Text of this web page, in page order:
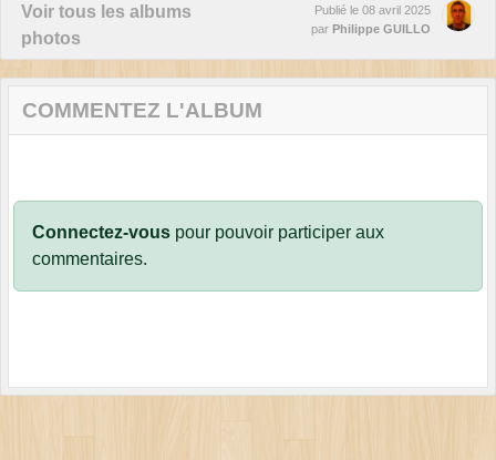
Voir tous les albums
photos
Publié le 08 avril 2025
par Philippe GUILLO
COMMENTEZ L'ALBUM
Connectez-vous pour pouvoir participer aux
commentaires.